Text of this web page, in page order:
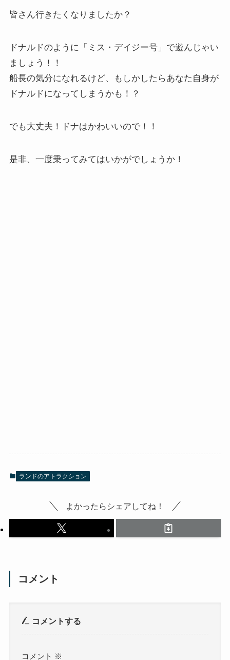
皆さん行きたくなりましたか？
ドナルドのように「ミス・デイジー号」で遊んじゃい
ましょう！！
船長の気分になれるけど、もしかしたらあなた自身が
ドナルドになってしまうかも！？
でも大丈夫！ドナはかわいいので！！
是非、一度乗ってみてはいかがでしょうか！
ランドのアトラクション
よかったらシェアしてね！
コメント
コメントする
コメント ※